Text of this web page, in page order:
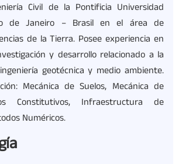
Civil de la Pontificia Universidad
de Janeiro – Brasil en el área de
de la Tierra. Posee experiencia en
y desarrollo relacionado a la
geotécnica y medio ambiente.
Mecánica de Suelos, Mecánica de
Constitutivos, Infraestructura de
Numéricos.